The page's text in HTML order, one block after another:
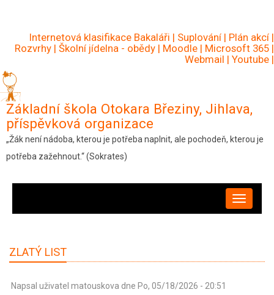
hlavnímuInternetová klasifikace Bakaláři | Suplování | Plán akcí |
Rozvrhy | Školní jídelna - obědy | Moodle | Microsoft 365 |
Webmail | Youtube |
Základní škola Otokara Březiny, Jihlava,
příspěvková organizace
„Žák není nádoba, kterou je potřeba naplnit, ale pochodeň, kterou je
potřeba zažehnout.“ (Sokrates)
ZLATÝ LIST
Napsal uživatel matouskova dne Po, 05/18/2026 - 20:51